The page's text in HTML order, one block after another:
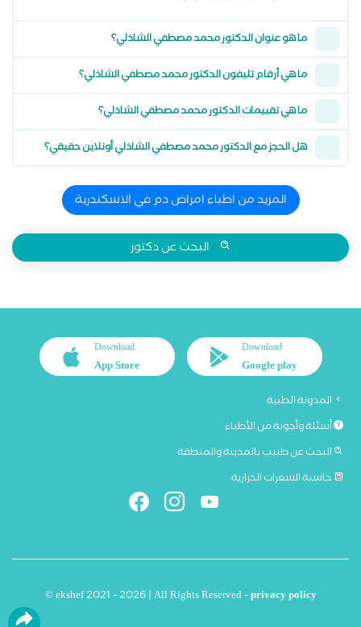
ما هو عنوان الدكتور محمد مصطفي الشاذلي؟
ما هي أرقام تليفون الدكتور محمد مصطفي الشاذلي؟
ما هي تقييمات الدكتور محمد مصطفي الشاذلي؟
هل الحجز مع الدكتور محمد مصطفي الشاذلي أونلاين حقيقي؟
المزيد من اطباء امراض دم في الاسكندرية
البحث عن دكتور
Download
Google play
Download
App Store
المدونة الطبية
أسئلة وأجوبة من الأطباء
البحث عن طبيب بالمدينة والمنطقة
حاسبة السعرات الحرارية
© ekshef 2021 - 2026 | All Rights Reserved -privacy policy